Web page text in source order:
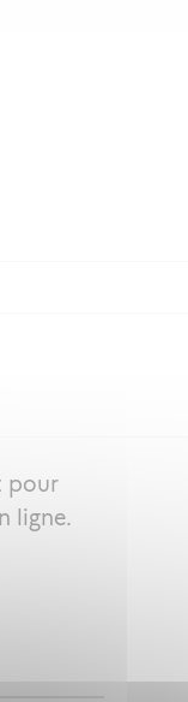
pour
ligne.